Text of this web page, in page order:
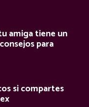
amiga tiene un
para
si compartes